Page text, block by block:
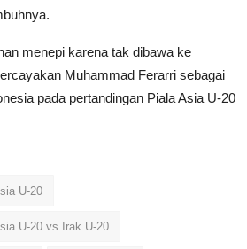
menepi karena tak dibawa ke
Muhammad Ferarri sebagai
pada pertandingan Piala Asia U-20
U-20
U-20 vs Irak U-20